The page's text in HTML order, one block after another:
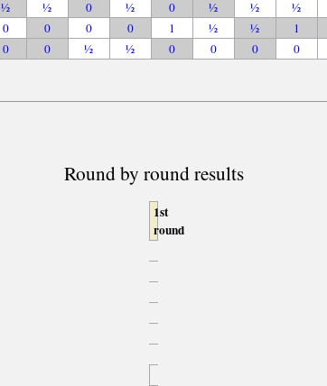
½ ½ 0 ½ 0 ½ ½ ½
0 0 0 0 1 ½ ½ 1
0 0 ½ ½ 0 0 0 0
Round by round results
1st
round